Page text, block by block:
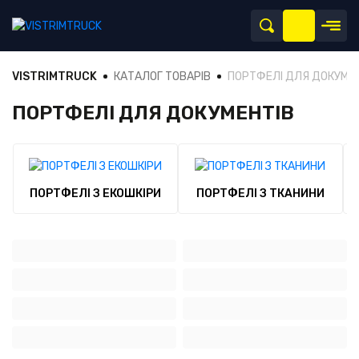
VISTRIMTRUCK КАТАЛОГ ТОВАРІВ ПОРТФЕЛІ ДЛЯ
ПОРТФЕЛІ ДЛЯ ДОКУМЕНТІВ
ПОРТФЕЛІ З ЕКОШКІРИ ПОРТФЕЛІ З ТКАНИНИ